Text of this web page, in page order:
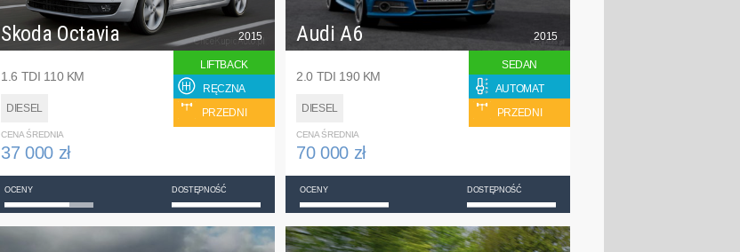
Skoda Octavia
1.6 TDI 110 KM
DIESEL
2015
LIFTBACK
RĘCZNA
PRZEDNI
CENA ŚREDNIA
37 000 zł
OCENY DOSTĘPNOŚĆ
Audi A6
2.0 TDI 190 KM
DIESEL
2015
SEDAN
AUTOMAT
PRZEDNI
CENA ŚREDNIA
70 000 zł
OCENY DOSTĘPNOŚĆ